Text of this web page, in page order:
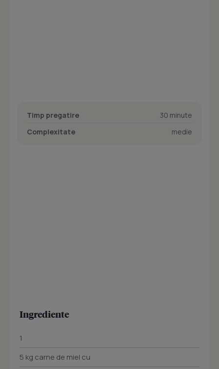
Timp pregatire
30 minute
Complexitate
medie
Ingrediente
1
5 kg carne de miel cu